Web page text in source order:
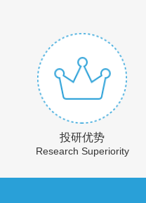
投研优势
Research Superiority